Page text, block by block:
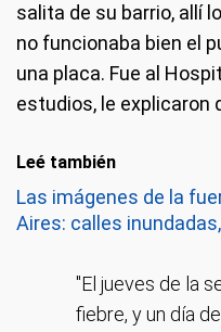
salita de su barrio, allí
no funcionaba bien el
una placa. Fue al
estudios, le explicaron
Leé también
Las imágenes de la
Aires: calles
"El jueves de la
fiebre, y un día